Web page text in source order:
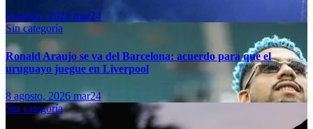
8 agosto, 2026 mar24
Sin categoría
Ronald Araujo se va del Barcelona: acuerdo para que el
uruguayo juegue en Liverpool
8 agosto, 2026 mar24
Sin categoría